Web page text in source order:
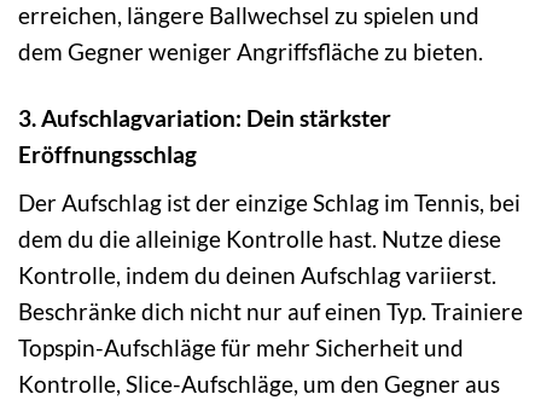
erreichen, längere Ballwechsel zu spielen und
dem Gegner weniger Angriffsfläche zu bieten.
3. Aufschlagvariation: Dein stärkster
Eröffnungsschlag
Der Aufschlag ist der einzige Schlag im Tennis, bei
dem du die alleinige Kontrolle hast. Nutze diese
Kontrolle, indem du deinen Aufschlag variierst.
Beschränke dich nicht nur auf einen Typ. Trainiere
Topspin-Aufschläge für mehr Sicherheit und
Kontrolle, Slice-Aufschläge, um den Gegner aus